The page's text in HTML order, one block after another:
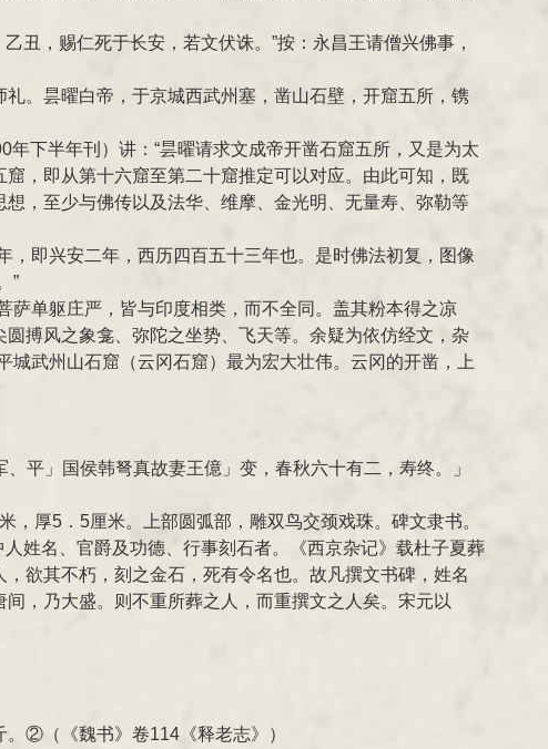
丑，赐仁死于长安，若文伏诛。”按：永昌王请僧兴佛事，
。昙曜白帝，于京城西武州塞，凿山石壁，开窟五所，镌
下半年刊）讲：“昙曜请求文成帝开凿石窟五所，又是为太
，即从第十六窟至第二十窟推定可以对应。由此可知，既
，至少与佛传以及法华、维摩、金光明、无量寿、弥勒等
即兴安二年，西历四百五十三年也。是时佛法初复，图像
”
单躯庄严，皆与印度相类，而不全同。盖其粉本得之凉
搏风之象龛、弥陀之坐势、飞天等。余疑为依仿经文，杂
城武州山石窟（云冈石窟）最为宏大壮伟。云冈的开凿，上
平」国侯韩弩真故妻王億」变，春秋六十有二，寿终。」
厚5．5厘米。上部圆弧部，雕双鸟交颈戏珠。碑文隶书。
姓名、官爵及功德、行事刻石者。《西京杂记》载杜子夏葬
欲其不朽，刻之金石，死有令名也。故凡撰文书碑，姓名
，乃大盛。则不重所葬之人，而重撰文之人矣。宋元以
②（《魏书》卷114《释老志》）